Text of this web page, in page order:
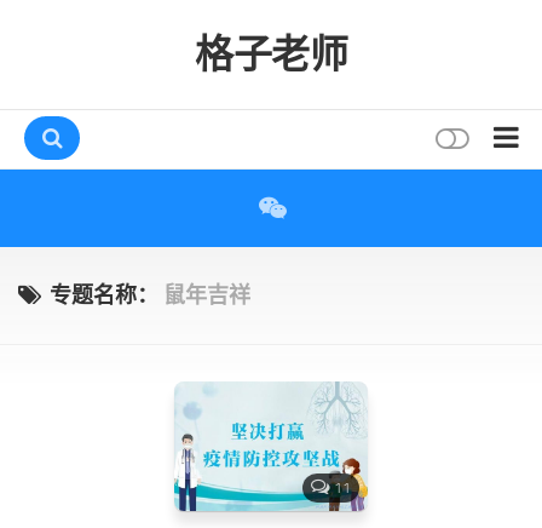
格子老师
互动
专题名称： 鼠年吉祥
11